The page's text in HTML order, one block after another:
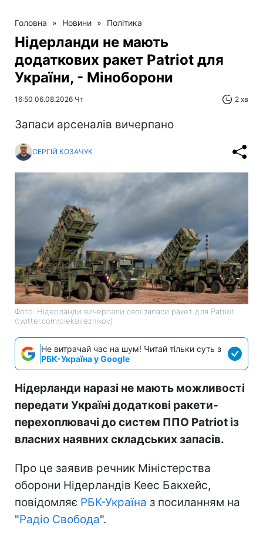
Головна » Новини » Політика
Нідерланди не мають
додаткових ракет Patriot для
України, - Міноборони
16:50 06.08.2026 Чт 2 хв
Запаси арсеналів вичерпано
СЕРГІЙ КОЗАЧУК
Фото: Нідерланди вичерпали свої запаси ракет для Patriot
(twitter.com/oleksiireznikov)
Не витрачай час на шум! Читай тільки суть з
РБК-Україна у Google
Нідерланди наразі не мають можливості
передати Україні додаткові ракети-
перехоплювачі до систем ППО Patriot із
власних наявних складських запасів.
Про це заявив речник Міністерства
оборони Нідерландів Кеес Бакхейс,
повідомляє РБК-Україна з посиланням на
"Радіо Свобода".